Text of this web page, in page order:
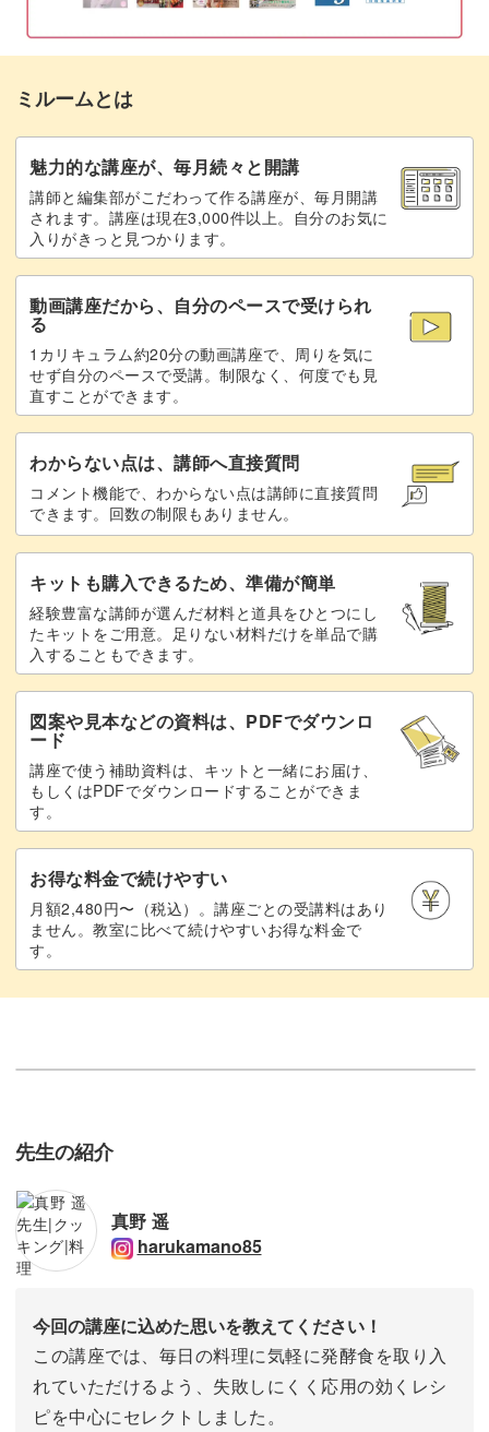
ミルームとは
魅力的な講座が、毎月続々と開講
講師と編集部がこだわって作る講座が、毎月開講
されます。講座は現在3,000件以上。自分のお気に
入りがきっと見つかります。
動画講座だから、自分のペースで受けられ
る
1カリキュラム約20分の動画講座で、周りを気に
せず自分のペースで受講。制限なく、何度でも見
直すことができます。
わからない点は、講師へ直接質問
コメント機能で、わからない点は講師に直接質問
できます。回数の制限もありません。
キットも購入できるため、準備が簡単
経験豊富な講師が選んだ材料と道具をひとつにし
たキットをご用意。足りない材料だけを単品で購
入することもできます。
図案や見本などの資料は、PDFでダウンロ
ード
講座で使う補助資料は、キットと一緒にお届け、
もしくはPDFでダウンロードすることができま
す。
お得な料金で続けやすい
月額2,480円〜（税込）。講座ごとの受講料はあり
ません。教室に比べて続けやすいお得な料金で
す。
先生の紹介
真野 遥
harukamano85
今回の講座に込めた思いを教えてください！
この講座では、毎日の料理に気軽に発酵食を取り入
れていただけるよう、失敗しにくく応用の効くレシ
ピを中心にセレクトしました。